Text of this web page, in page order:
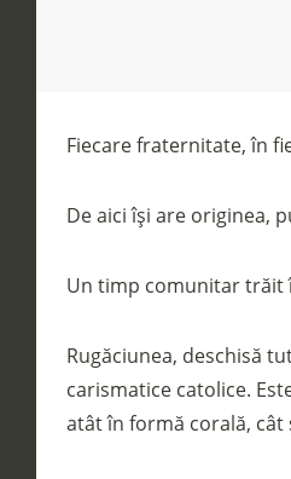
Fiecare fraternitate, în
De aici își are originea,
Un timp comunitar trăit
Rugăciunea, deschisă
carismatice catolice.
atât în formă corală, cât